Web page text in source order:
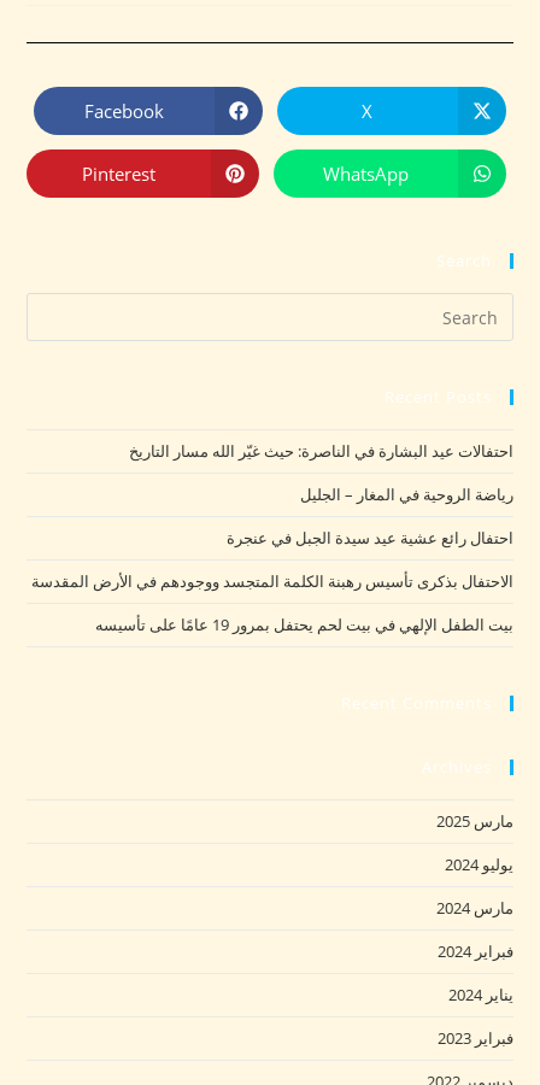
X
Facebook
WhatsApp
Pinterest
Search
Recent Posts
احتفالات عيد البشارة في الناصرة: حيث غيّر الله مسار التاريخ
رياضة الروحية في المغار – الجليل
احتفال رائع عشية عيد سيدة الجبل في عنجرة
الاحتفال بذكرى تأسيس رهبنة الكلمة المتجسد ووجودهم في الأرض المقدسة
بيت الطفل الإلهي في بيت لحم يحتفل بمرور 19 عامًا على تأسيسه
Recent Comments
Archives
مارس 2025
يوليو 2024
مارس 2024
فبراير 2024
يناير 2024
فبراير 2023